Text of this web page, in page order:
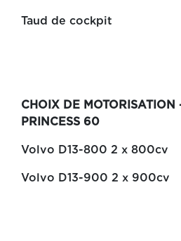
Taud de cockpit
CHOIX DE MOTORISATION
PRINCESS 60
Volvo D13-800 2 x 800cv
Volvo D13-900 2 x 900cv